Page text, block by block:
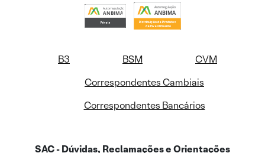
B3 BSM
CVM
Correspondentes Cambiais
Correspondentes Bancários
SAC - Dúvidas, Reclamações e Orientações